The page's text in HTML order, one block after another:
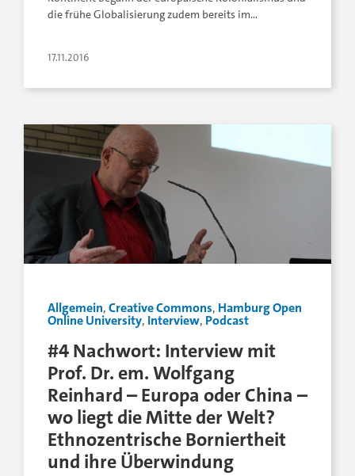
die frühe Globalisierung zudem bereits im…
17.11.2016
Allgemein,Creative Commons, Hamburg Open
Online University, Interview, Podcast
#4 Nachwort: Interview mit
Prof. Dr. em. Wolfgang
Reinhard – Europa oder China –
wo liegt die Mitte der Welt?
Ethnozentrische Borniertheit
und ihre Überwindung